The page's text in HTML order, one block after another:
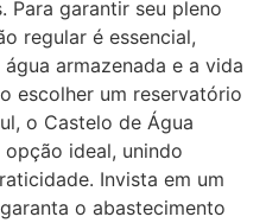
Para garantir seu pleno
regular é essencial,
armazenada e a vida
escolher um reservatório
o Castelo de Água
ideal, unindo
Invista em um
o abastecimento